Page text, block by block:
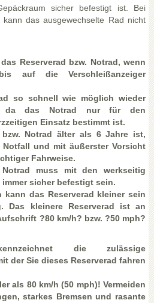
sicher befestigt ist. Bei
das ausgewechselte Rad nicht
Reserverad bzw. Notrad, wenn
auf die Verschleißanzeiger
so schnell wie möglich wieder
da das Notrad nur für den
Einsatz bestimmt ist.
Notrad älter als 6 Jahre ist,
und mit äußerster Vorsicht
Fahrweise.
muss mit den werkseitig
sicher befestigt sein.
kann das Reserverad kleiner sein
Das kleinere Reserverad ist an
?80 km/h? bzw. ?50 mph?
die zulässige
der Sie dieses Reserverad fahren
als 80 km/h (50 mph)! Vermeiden
starkes Bremsen und rasante